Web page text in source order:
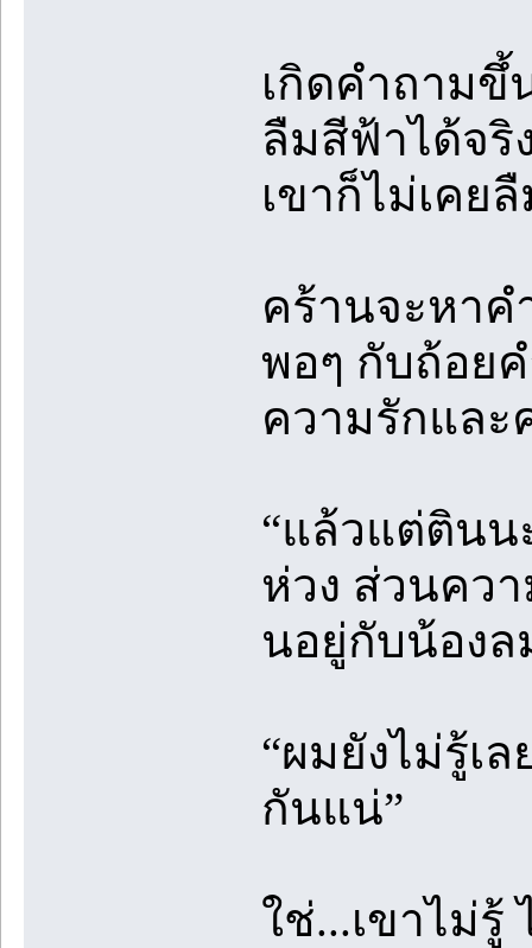
เกิดคำถามขึ้
ลืมสีฟ้าได้จริ
เขาก็ไม่เคย
คร้านจะหาค
พอๆ กับถ้อย
ความรักและ
“แล้วแต่ตินน
ห่วง ส่วนคว
นอยู่กับน้อง
“ผมยังไม่รู้เ
กันแน่”
ใช่...เขาไม่รู้